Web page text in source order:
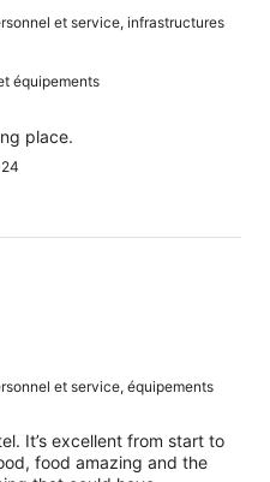
et service, infrastructures
équipements
place.
et service, équipements
It’s excellent from start to
food amazing and the